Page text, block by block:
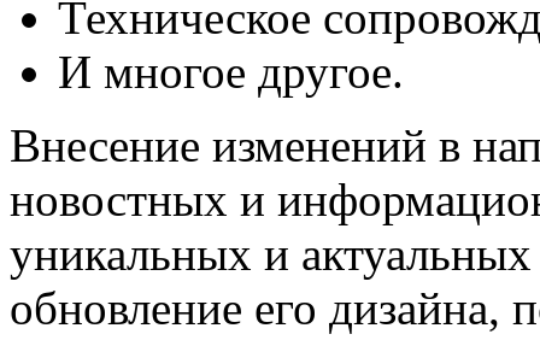
Техническое
И многое другое.
Внесение изменений в
новостных и
уникальных и актуальных
обновление его дизайна,